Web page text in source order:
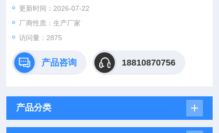
更新时间：2026-07-22
厂商性质：生产厂家
访问量：2875
产品咨询 18810870756
产品分类